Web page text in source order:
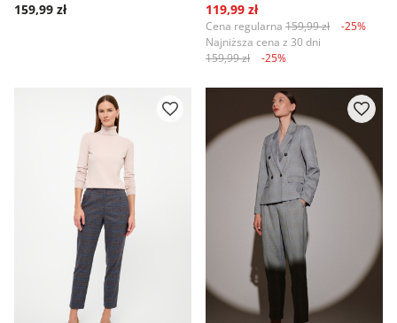
159,99 zł 119,99 zł
Cena regularna 159,99 zł
-25%
Najniższa cena z 30 dni
159,99 zł
-25%